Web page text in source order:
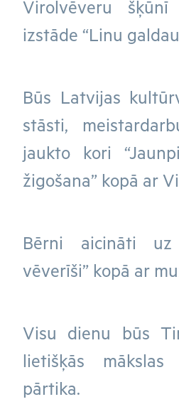
Virolvēveru
izstāde “Linu
Būs Latvijas
stāsti,
jaukto kori
žigošana” kopā ar
Bērni aicināti uz
vēverīši” kopā ar
Visu dienu būs
lietišķās mākslas
pārtika.